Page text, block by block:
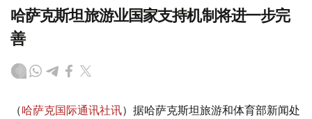
哈萨克斯坦旅游业国家支持机制将进一步完
善
（哈萨克国际通讯社讯）据哈萨克斯坦旅游和体育部新闻处